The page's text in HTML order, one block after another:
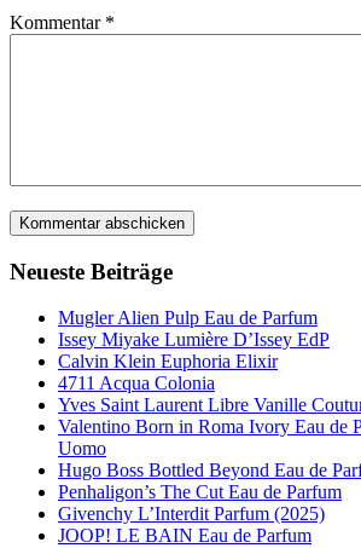
Kommentar *
Neueste Beiträge
Mugler Alien Pulp Eau de Parfum
Issey Miyake Lumière D’Issey EdP
Calvin Klein Euphoria Elixir
4711 Acqua Colonia
Yves Saint Laurent Libre Vanille
Valentino Born in Roma Ivory Eau de
Uomo
Hugo Boss Bottled Beyond Eau de
Penhaligon’s The Cut Eau de Parfum
Givenchy L’Interdit Parfum (2025)
JOOP! LE BAIN Eau de Parfum